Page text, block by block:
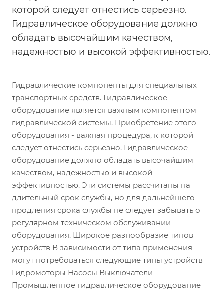
которой следует отнестись серьезно.
Гидравлическое оборудование должно
обладать высочайшим качеством,
надежностью и высокой эффективностью.
Гидравлические компоненты для специальных
транспортных средств. Гидравлическое
оборудование является важным компонентом
гидравлической системы. Приобретение этого
оборудования - важная процедура, к которой
следует отнестись серьезно. Гидравлическое
оборудование должно обладать высочайшим
качеством, надежностью и высокой
эффективностью. Эти системы рассчитаны на
длительный срок службы, но для дальнейшего
продления срока службы не следует забывать о
регулярном техническом обслуживании
оборудования. Широкое разнообразие типов
устройств В зависимости от типа применения
могут потребоваться следующие типы устройств
Гидромоторы Насосы Выключатели
Промышленное гидравлическое оборудование